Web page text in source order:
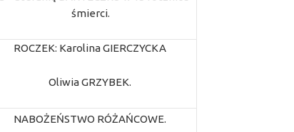
śmierci.
ROCZEK: Karolina GIERCZYCKA
Oliwia GRZYBEK.
NABOŻEŃSTWO RÓŻAŃCOWE.